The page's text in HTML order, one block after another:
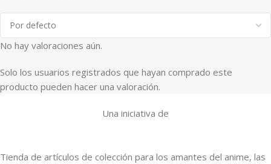
No hay valoraciones aún.
Solo los usuarios registrados que hayan comprado este
producto pueden hacer una valoración.
Una iniciativa de
Tienda de artículos de colección para los amantes del anime, las